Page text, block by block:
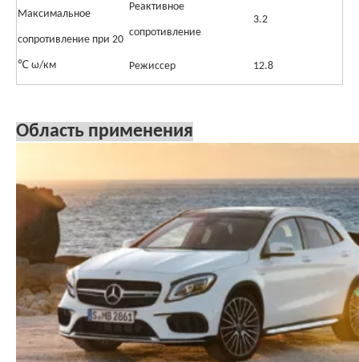
Максимальное
сопротивление при 20
℃ ω/км
Реактивное
сопротивление
3.2
Режиссер 12.8
Область применения